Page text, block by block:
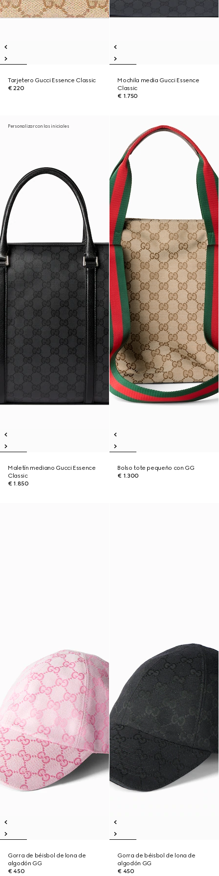
Tarjetero Gucci Essence Classic
€ 220
Mochila media Gucci Essence
Classic
€ 1.750
Personalizar con las iniciales
Maletín mediano Gucci Essence
Classic
€ 1.850
Bolso tote pequeño con GG
€ 1.300
Gorra de béisbol de lona de
algodón GG
€ 450
Gorra de béisbol de lona de
algodón GG
€ 450